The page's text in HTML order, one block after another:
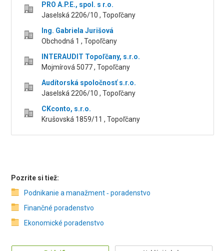
PRO A.P.E., spol. s r.o.
Jaselská 2206/10 , Topoľčany
Ing. Gabriela Jurišová
Obchodná 1 , Topoľčany
INTERAUDIT Topoľčany, s.r.o.
Mojmírová 5077 , Topoľčany
Audítorská spoločnosť s.r.o.
Jaselská 2206/10 , Topoľčany
CKconto, s.r.o.
Krušovská 1859/11 , Topoľčany
Pozrite si tiež:
Podnikanie a manažment ‑ poradenstvo
Finančné poradenstvo
Ekonomické poradenstvo